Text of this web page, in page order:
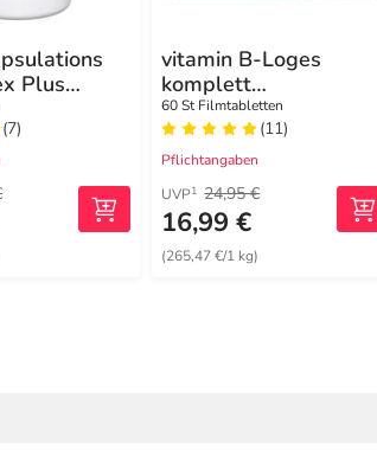
Plus
(7)
vitamin B-Loges
komplett
Filmtabletten
60 St Filmtabletten
(11)
Pflichtangaben
UVP1 24,95 €
16,99 €
(265,47 €/1 kg)